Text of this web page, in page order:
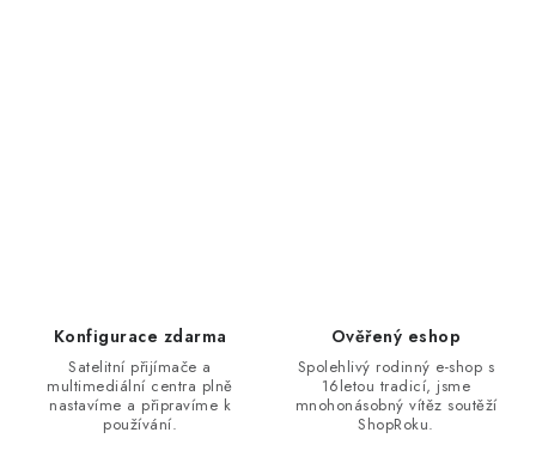
Konfigurace zdarma
Satelitní přijímače a
multimediální centra plně
nastavíme a připravíme k
používání.
Ověřený eshop
Spolehlivý rodinný e-shop s
16letou tradicí, jsme
mnohonásobný vítěz soutěží
ShopRoku.